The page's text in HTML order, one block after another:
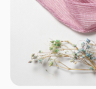
НЕ НАШЛИ
ТКАНЬ?
ВОПРОСЫ?